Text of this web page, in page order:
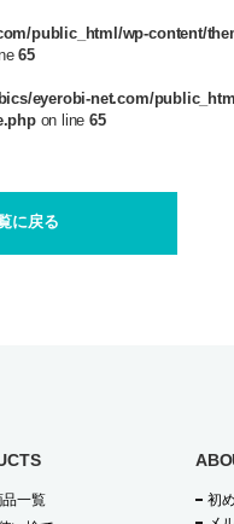
public_html/wp-content/
65
eyerobi-net.com/
on line65
に戻る
一覧
初